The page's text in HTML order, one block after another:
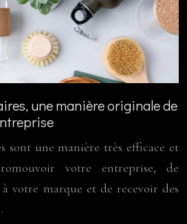
une manière originale de
sont une manière très efficace et
votre entreprise, de
votre marque et de recevoir des